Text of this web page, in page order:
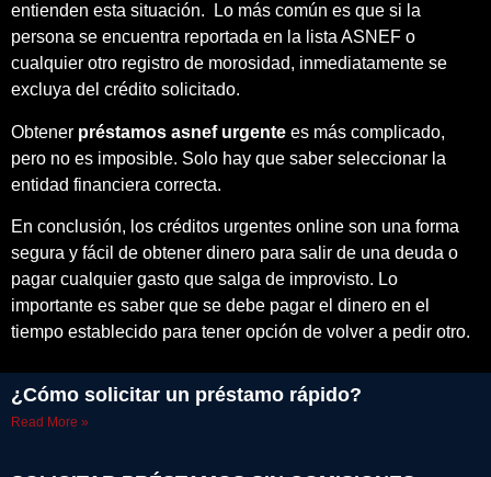
entienden esta situación. Lo más común es que si la
persona se encuentra reportada en la lista ASNEF o
cualquier otro registro de morosidad, inmediatamente se
excluya del crédito solicitado.
Obtener préstamos asnef urgente es más complicado,
pero no es imposible. Solo hay que saber seleccionar la
entidad financiera correcta.
En conclusión, los créditos urgentes online son una forma
segura y fácil de obtener dinero para salir de una deuda o
pagar cualquier gasto que salga de improvisto. Lo
importante es saber que se debe pagar el dinero en el
tiempo establecido para tener opción de volver a pedir otro.
¿Cómo solicitar un préstamo rápido?
Read More »